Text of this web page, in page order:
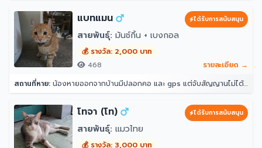
แบทแมน ได้รับการสนับสนุน
สายพันธุ์: มันช์กิ้น + เบงกอล
💰 รางวัล: 2,000 บาท
468
รายละเอียด →
สถานที่หาย: น้องหายออกจากบ้านมีปลอกคอ และ gps แต่จับสัญญานไม่ได้ จุดที่น้องหายล่าสุดคือ หลังบ้าน204 ราณี 7 แขวงคันนายาว เขตคันนายาว กรุงเทพมหานคร 10230
โทจา (โท) ได้รับการสนับสนุน
สายพันธุ์: แมวไทย
💰 รางวัล: 3,000 บาท